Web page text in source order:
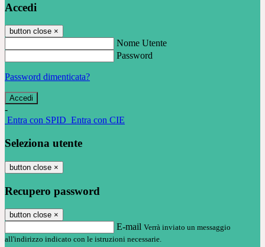
Accedi
button close ×
Nome Utente
Password
Password dimenticata?
-
Entra con SPID Entra con CIE
Seleziona utente
button close ×
Recupero password
button close ×
E-mail Verrà inviato un messaggio
all'indirizzo indicato con le istruzioni necessarie.